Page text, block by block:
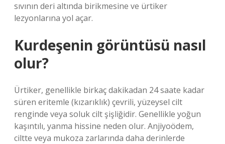
sıvının deri altında birikmesine ve ürtiker
lezyonlarına yol açar.
Kurdeşenin görüntüsü nasıl
olur?
Ürtiker, genellikle birkaç dakikadan 24 saate kadar
süren eritemle (kızarıklık) çevrili, yüzeysel cilt
renginde veya soluk cilt şişliğidir. Genellikle yoğun
kaşıntılı, yanma hissine neden olur. Anjiyoödem,
ciltte veya mukoza zarlarında daha derinlerde